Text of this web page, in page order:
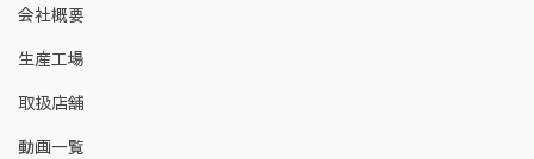
会社概要
生産工場
取扱店舗
動画一覧